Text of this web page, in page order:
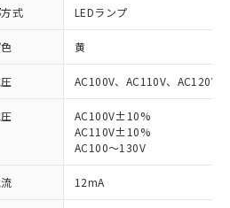
式 LEDランプ
黄
AC100V、AC110V、AC120V
AC100V±10%
AC110V±10%
AC100～130V
12mA
RoHS指令（10物質）の
製品が提供可能な商品で